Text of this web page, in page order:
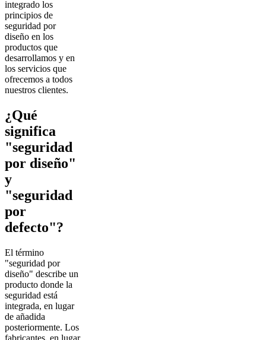
integrado los
principios de
seguridad por
diseño en los
productos que
desarrollamos y en
los servicios que
ofrecemos a todos
nuestros clientes.
¿Qué
significa
"seguridad
por diseño"
y
"seguridad
por
defecto"?
El término
"seguridad por
diseño" describe un
producto donde la
seguridad está
integrada, en lugar
de añadida
posteriormente. Los
fabricantes, en lugar